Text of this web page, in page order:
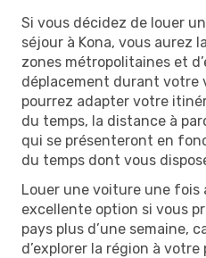
Si vous décidez de louer
séjour à Kona, vous aurez
zones métropolitaines et
déplacement durant votre
pourrez adapter votre
du temps, la distance à
qui se présenteront en
du temps dont vous
Louer une voiture une fois
excellente option si vous
pays plus d’une semaine,
d’explorer la région à